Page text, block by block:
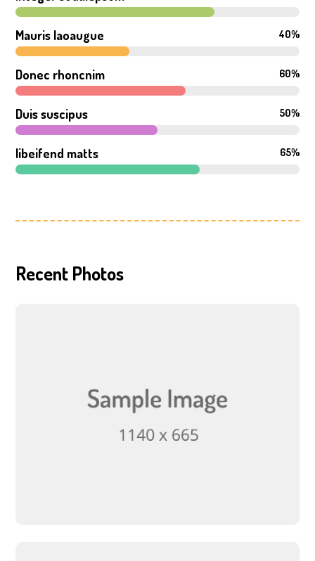
Mauris laoaugue 40%
Donec rhoncnim 60%
Duis suscipus 50%
libeifend matts 65%
Recent Photos